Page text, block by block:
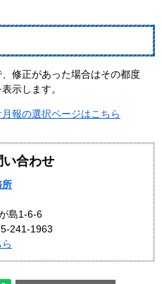
修正があった場合はその都度
示します。
報の選択ページはこちら
い合わせ
島1-6-6
241-1963